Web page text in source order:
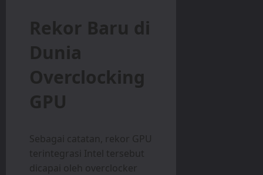
Rekor Baru di
Dunia
Overclocking
GPU
Sebagai catatan, rekor GPU
terintegrasi Intel tersebut
dicapai oleh overclocker